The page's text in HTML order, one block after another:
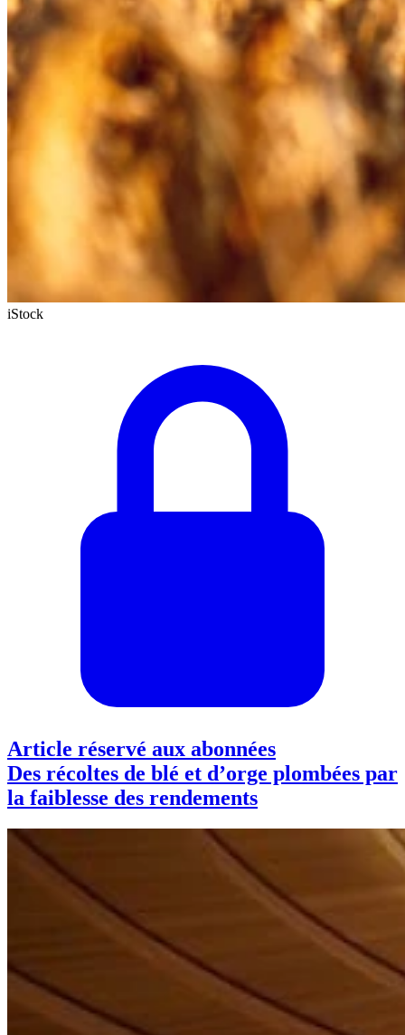
iStock
Article réservé aux abonnées
Des récoltes de blé et d’orge plombées par
la faiblesse des rendements